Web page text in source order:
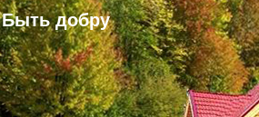
Быть добру